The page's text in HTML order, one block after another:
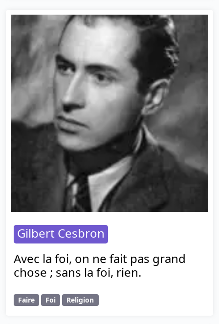
Gilbert Cesbron
Avec la foi, on ne fait pas grand
chose ; sans la foi, rien.
Faire Foi Religion